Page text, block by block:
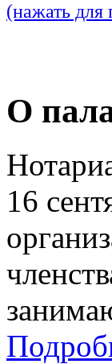
(нажать для
О
16